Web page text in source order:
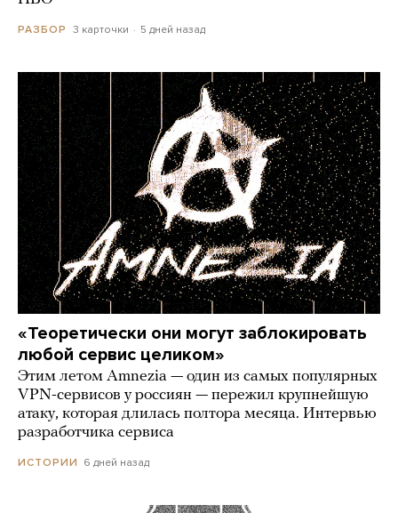
РАЗБОР 3 карточки 5 дней назад
«Теоретически они могут заблокировать
любой сервис целиком»
Этим летом Amnezia — один из самых популярных
VPN-сервисов у россиян — пережил крупнейшую
атаку, которая длилась полтора месяца. Интервью
разработчика сервиса
ИСТОРИИ 6 дней назад